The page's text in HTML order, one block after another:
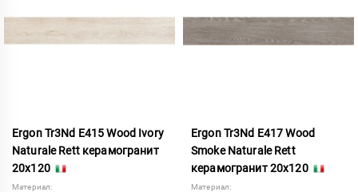
Ergon Tr3Nd E415 Wood Ivory
Naturale Rett керамогранит
20x120
Материал:
Ergon Tr3Nd E417 Wood
Smoke Naturale Rett
керамогранит 20x120
Материал: